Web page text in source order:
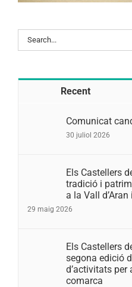
Search
for:
Recent
Comunicat
30 juliol 2026
Els Castellers
tradició i
a la Vall
29 maig 2026
Els Castellers
segona edició
d’activitats per
comarca